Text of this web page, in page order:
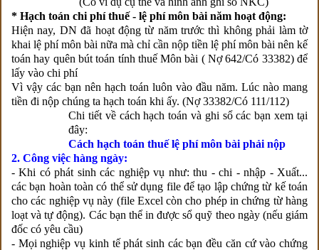
* Hạch toán chi phí thuế - lệ phí môn bài năm hoạt động:
Hiện nay, DN đã hoạt động từ năm trước thì không phải làm tờ
khai lệ phí môn bài nữa mà chỉ cần nộp tiền lệ phí môn bài nên kế
toán hay quên bút toán tính thuế Môn bài ( Nợ 642/Có 33382) để
lấy vào chi phí
Vì vậy các bạn nên hạch toán luôn vào đầu năm. Lúc nào mang
tiền đi nộp chúng ta hạch toán khi ấy. (Nợ 33382/Có 111/112)
Chi tiết về cách hạch toán và ghi sổ các bạn xem tại
đây:
Cách hạch toán thuế lệ phí môn bài phải nộp
2. Công việc hàng ngày:
- Khi có phát sinh các nghiệp vụ như: thu - chi - nhập - Xuất...
các bạn hoàn toàn có thể sử dụng file để tạo lập chứng từ kế toán
cho các nghiệp vụ này (file Excel còn cho phép in chứng từ hàng
loạt và tự động). Các bạn thể in được sổ quỹ theo ngày (nếu giám
đốc có yêu cầu)
- Mọi nghiệp vụ kinh tế phát sinh các bạn đều căn cứ vào chứng